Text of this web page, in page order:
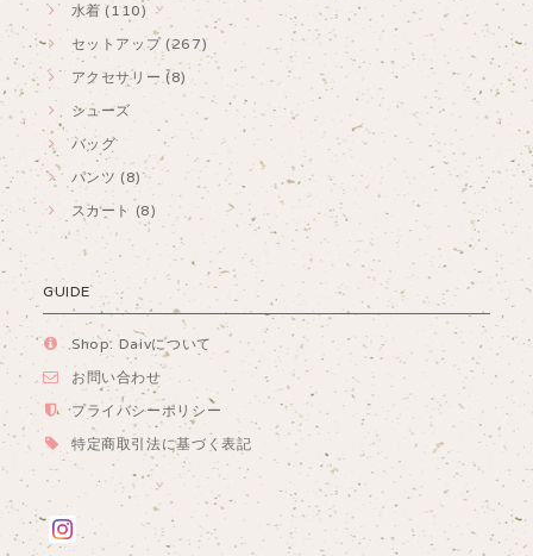
水着 (110)
セットアップ (267)
アクセサリー (8)
シューズ
バッグ
パンツ (8)
スカート (8)
GUIDE
Shop. Daivについて
お問い合わせ
プライバシーポリシー
特定商取引法に基づく表記